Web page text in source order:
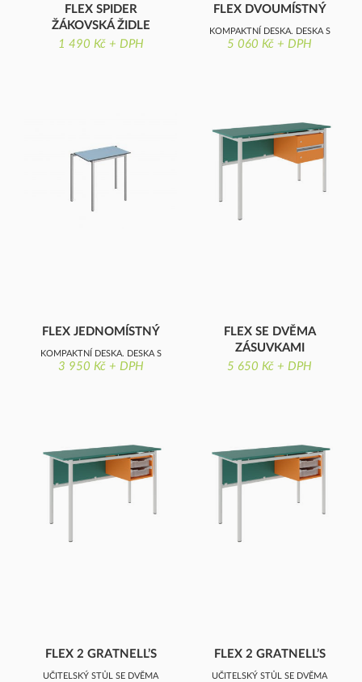
FLEX SPIDER
ŽÁKOVSKÁ ŽIDLE
NOHY SPIDER, PLASTOVÝ
1 490 Kč + DPH
FLEX DVOUMÍSTNÝ
KOMPAKTNÍ DESKA, DESKA S
OSTRÝMI ROHY
5 060 Kč + DPH
FLEX JEDNOMÍSTNÝ
KOMPAKTNÍ DESKA, DESKA S
OSTRÝMI ROHY
3 950 Kč + DPH
FLEX SE DVĚMA
ZÁSUVKAMI
UČITELSKÝ STŮL SE DVĚMA
5 650 Kč + DPH
FLEX 2 GRATNELL’S
UČITELSKÝ STŮL SE DVĚMA
FLEX 2 GRATNELL’S
UČITELSKÝ STŮL SE DVĚMA